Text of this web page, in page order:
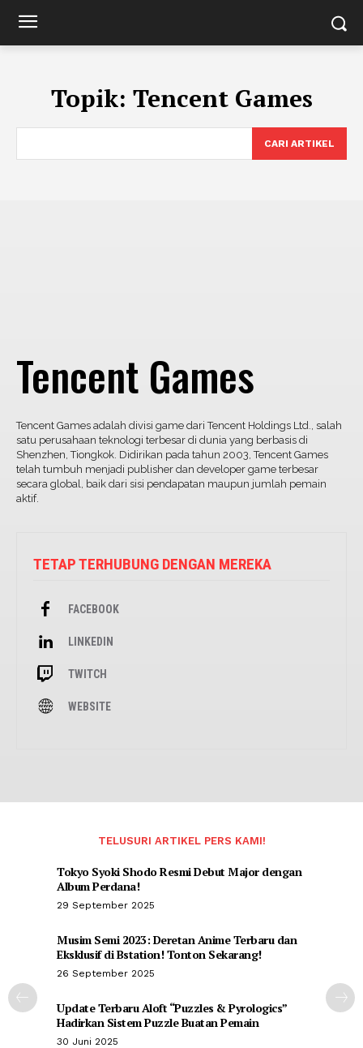
Topik: Tencent Games
CARI ARTIKEL
Tencent Games
Tencent Games adalah divisi game dari Tencent Holdings Ltd., salah
satu perusahaan teknologi terbesar di dunia yang berbasis di
Shenzhen, Tiongkok. Didirikan pada tahun 2003, Tencent Games
telah tumbuh menjadi publisher dan developer game terbesar
secara global, baik dari sisi pendapatan maupun jumlah pemain
aktif.
TETAP TERHUBUNG DENGAN MEREKA
FACEBOOK
LINKEDIN
TWITCH
WEBSITE
TELUSURI ARTIKEL PERS KAMI!
Tokyo Syoki Shodo Resmi Debut Major dengan
Album Perdana!
29 September 2025
Musim Semi 2023: Deretan Anime Terbaru dan
Eksklusif di Bstation! Tonton Sekarang!
26 September 2025
Update Terbaru Aloft “Puzzles & Pyrologics”
Hadirkan Sistem Puzzle Buatan Pemain
30 Juni 2025